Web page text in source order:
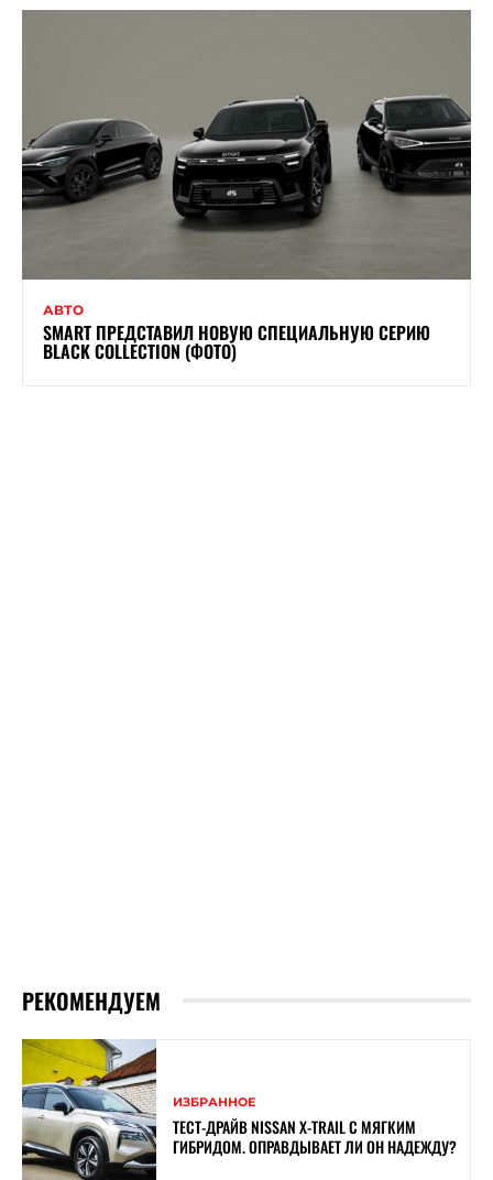
АВТО
SMART ПРЕДСТАВИЛ НОВУЮ СПЕЦИАЛЬНУЮ СЕРИЮ
BLACK COLLECTION (ФОТО)
РЕКОМЕНДУЕМ
ИЗБРАННОЕ
ТЕСТ-ДРАЙВ NISSAN X-TRAIL С МЯГКИМ
ГИБРИДОМ. ОПРАВДЫВАЕТ ЛИ ОН НАДЕЖДУ?